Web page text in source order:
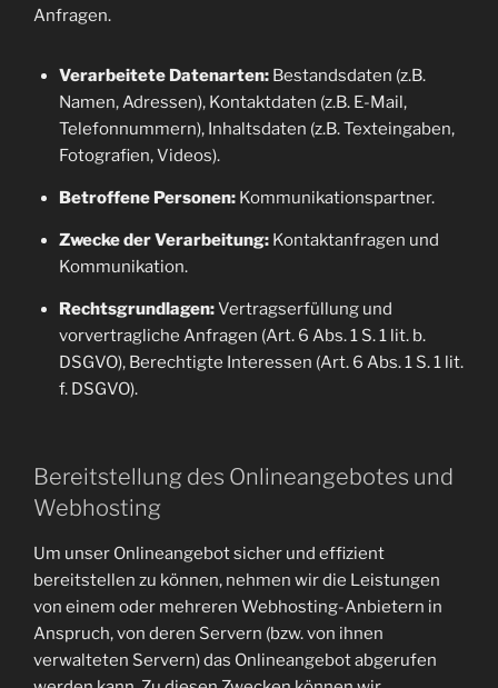
Anfragen.
Verarbeitete Datenarten:Bestandsdaten (z.B.
Namen, Adressen), Kontaktdaten (z.B. E-Mail,
Telefonnummern), Inhaltsdaten (z.B. Texteingaben,
Fotografien, Videos).
Betroffene Personen:Kommunikationspartner.
Zwecke der Verarbeitung:Kontaktanfragen und
Kommunikation.
Rechtsgrundlagen:Vertragserfüllung und
vorvertragliche Anfragen (Art. 6 Abs. 1 S. 1 lit. b.
DSGVO), Berechtigte Interessen (Art. 6 Abs. 1 S. 1 lit.
f. DSGVO).
Bereitstellung des Onlineangebotes und
Webhosting
Um unser Onlineangebot sicher und effizient
bereitstellen zu können, nehmen wir die Leistungen
von einem oder mehreren Webhosting-Anbietern in
Anspruch, von deren Servern (bzw. von ihnen
verwalteten Servern) das Onlineangebot abgerufen